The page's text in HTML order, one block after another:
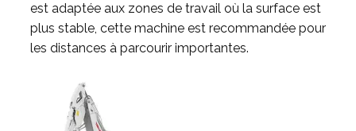
est adaptée aux zones de travail où la surface est
plus stable, cette machine est recommandée pour
les distances à parcourir importantes.